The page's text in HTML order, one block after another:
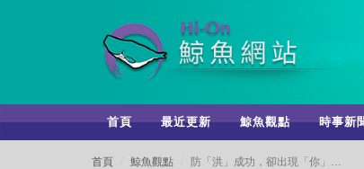
首頁 最近更新 鯨魚觀點 時事新
首頁 鯨魚觀點 防「洪」成功，卻出現「你」…